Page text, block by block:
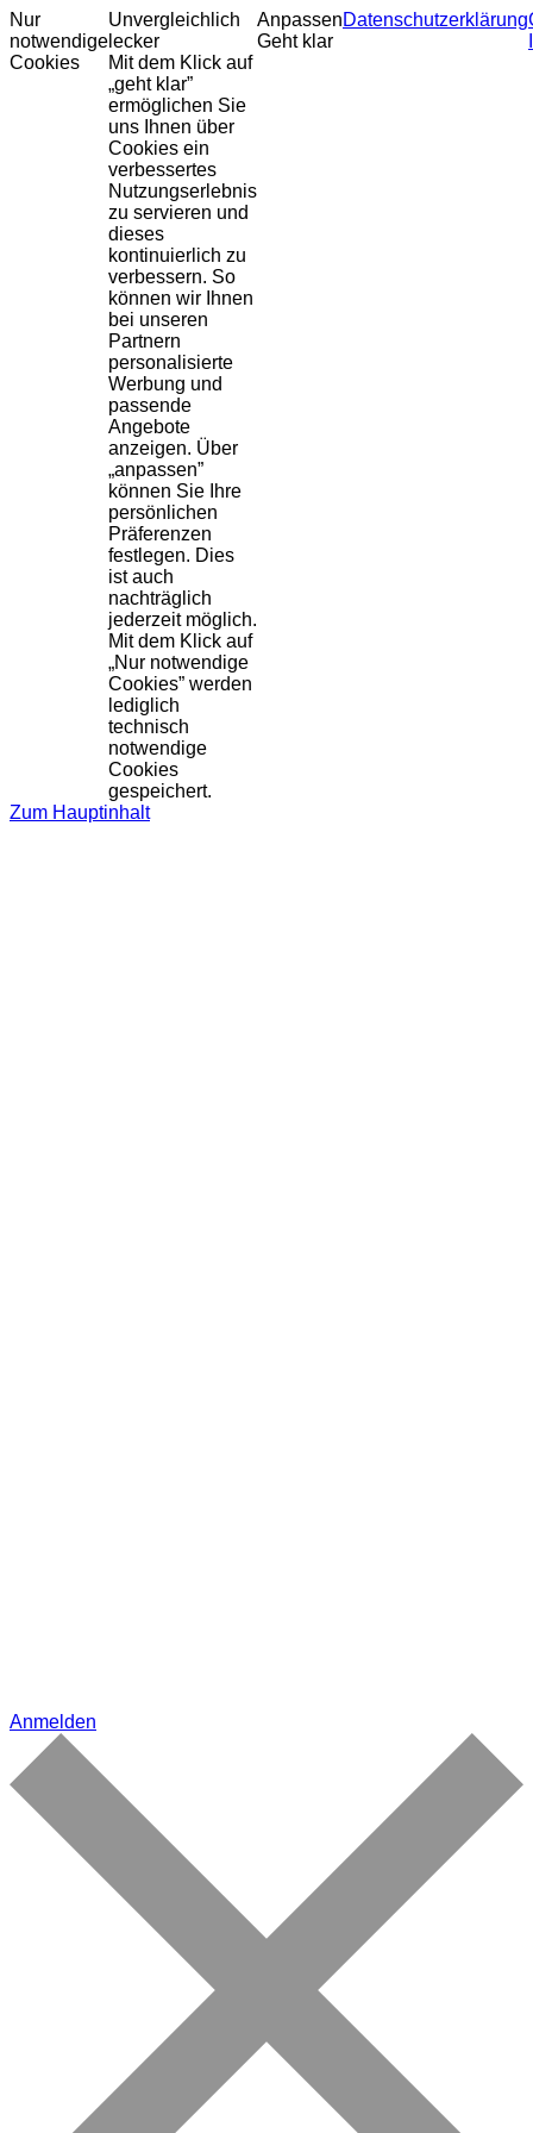
Nur
notwendige
Cookies
Unvergleichlich
lecker
Mit dem Klick auf
„geht klar”
ermöglichen Sie
uns Ihnen über
Cookies ein
verbessertes
Nutzungserlebnis
zu servieren und
dieses
kontinuierlich zu
verbessern. So
können wir Ihnen
bei unseren
Partnern
personalisierte
Werbung und
passende
Angebote
anzeigen. Über
„anpassen”
können Sie Ihre
persönlichen
Präferenzen
festlegen. Dies
ist auch
nachträglich
jederzeit möglich.
Mit dem Klick auf
„Nur notwendige
Cookies” werden
lediglich
technisch
notwendige
Cookies
gespeichert.
Anpassen
Geht klar
Datenschutzerklärung
Zum Hauptinhalt
Anmelden